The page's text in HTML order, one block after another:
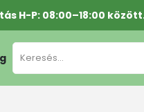
H-P: 08:00–18:00